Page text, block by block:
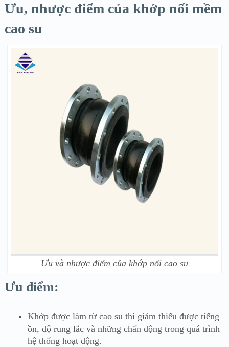
Ưu, nhược điểm của khớp nối mềm
cao su
Ưu và nhược điểm của khớp nối cao su
Ưu điểm:
Khớp được làm từ cao su thì giảm thiểu được tiếng
ồn, độ rung lắc và những chấn động trong quá trình
hệ thống hoạt động.